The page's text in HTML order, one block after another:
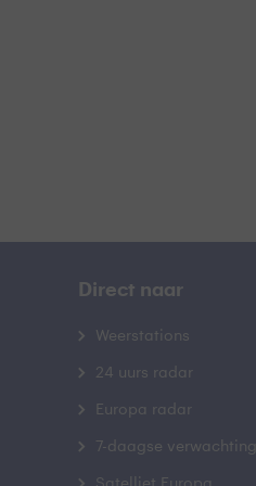
Direct naar
Weerstations
24 uurs radar
Europa radar
7-daagse verwachting